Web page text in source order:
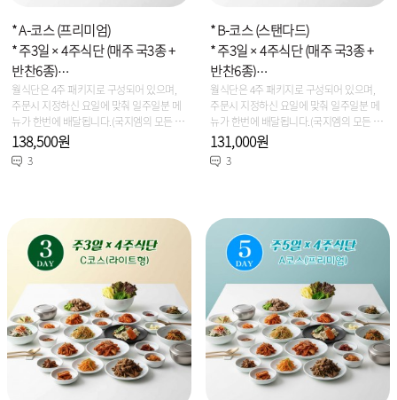
* A-코스 (프리미엄)
* 주3일 × 4주식단 (매주 국3종 +
반찬6종)
* 용 량 : 2인~3인 선택주문
월식단은 4주 패키지로 구성되어 있으며,
주문시 지정하신 요일에 맞춰 일주일분 메
뉴가 한번에 배달됩니다.(국지엠의 모든 제
품은 신선냉장식이며, 당일생산/당일출고
를 원칙으로 합니다)
138,500원
3
* B-코스 (스탠다드)
* 주3일 × 4주식단 (매주 국3종 +
반찬6종)
* 용 량 : 2인~3인 선택주문
월식단은 4주 패키지로 구성되어 있으며,
주문시 지정하신 요일에 맞춰 일주일분 메
뉴가 한번에 배달됩니다.(국지엠의 모든 제
품은 신선냉장식이며, 당일생산/당일출고
를 원칙으로 합니다)
131,000원
3